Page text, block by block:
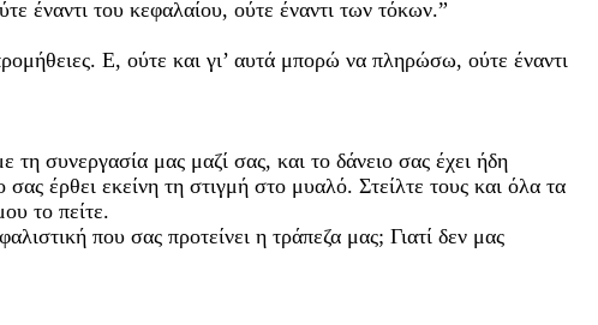
έναντι του κεφαλαίου, ούτε έναντι των τόκων.”
Ε, ούτε και γι’ αυτά μπορώ να πληρώσω, ούτε έναντι
συνεργασία μας μαζί σας, και το δάνειο σας έχει ήδη
έρθει εκείνη τη στιγμή στο μυαλό. Στείλτε τους και όλα τα
το πείτε.
που σας προτείνει η τράπεζα μας; Γιατί δεν μας